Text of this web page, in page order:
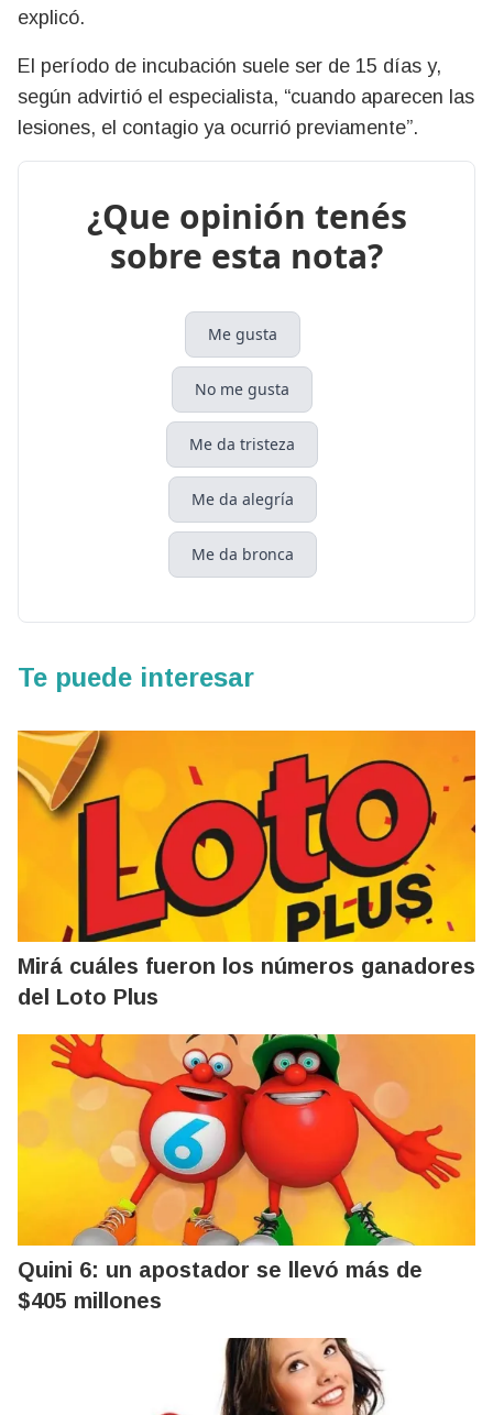
explicó.
El período de incubación suele ser de 15 días y,
según advirtió el especialista, “cuando aparecen las
lesiones, el contagio ya ocurrió previamente”.
¿Que opinión tenés
sobre esta nota?
Me gusta
No me gusta
Me da tristeza
Me da alegría
Me da bronca
Te puede interesar
Mirá cuáles fueron los números ganadores
del Loto Plus
Quini 6: un apostador se llevó más de
$405 millones